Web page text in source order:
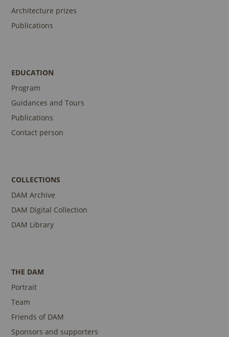
Architecture prizes
Publications
EDUCATION
Program
Guidances and Tours
Publications
Contact person
COLLECTIONS
DAM Archive
DAM Digital Collection
DAM Library
THE DAM
Portrait
Team
Friends of DAM
Sponsors and supporters